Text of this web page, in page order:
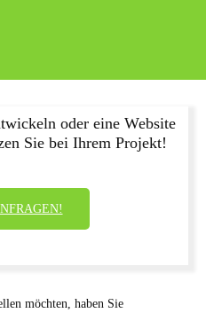
oder eine Website
Sie bei Ihrem Projekt!
möchten, haben Sie